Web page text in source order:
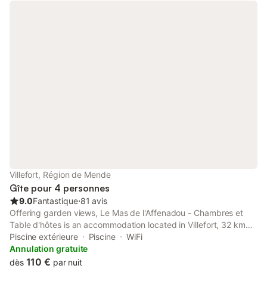
Villefort, Région de Mende
Gîte pour 4 personnes
9.0Fantastique⋅81 avis
Offering garden views, Le Mas de l'Affenadou - Chambres et
Table d'hôtes is an accommodation located in Villefort, 32 km
from Paiolive Wood and 48 km from Domaine de Barres Golf
Course.
Piscine extérieure Piscine
WiFi
Annulation gratuite
dès 110 € par nuit